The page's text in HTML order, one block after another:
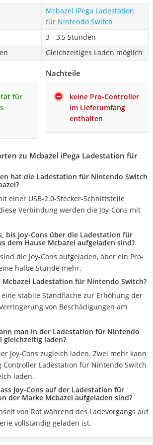
Mcbazel iPega Ladestation
für Nintendo Switch
3 - 3,5 Stunden
Gleichzeitiges Laden möglich
für
Nachteile
keine Pro-Controller
im Lieferumfang
enthalten
zu Mcbazel iPega Ladestation für
hat die Ladestation für Nintendo Switch
einer USB-2.0-Stecker-Schnittstelle
Verbindung werden die Joy-Cons mit
bis Joy-Cons über die Ladestation für
dem Hause Mcbazel aufgeladen sind?
die Joy-Cons aufgeladen, aber ein Pro-
halbe Stunde mehr.
Ladestation für Nintendo Switch?
stabile Standfläche zur Erhöhung der
von Beschädigungen am
man in der Ladestation für Nintendo
gleichzeitig laden?
Joy-Cons zugleich laden. Zwei mehr kann
Controller Ladestation für Nintendo Switch
laden.
Joy-Cons auf der Ladestation für
der Marke Mcbazel aufgeladen sind?
von Rot während des Ladevorgangs auf
vollständig geladen ist.